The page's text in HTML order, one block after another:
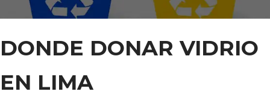
DONDE DONAR VIDRIO
EN LIMA